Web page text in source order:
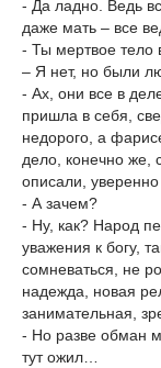
- Да ладно. Ведь
даже мать – все
- Ты мертвое тело
– Я нет, но были
- Ах, они все в
пришла в себя,
недорого, а
дело, конечно же,
описали, уверенно
- А зачем?
- Ну, как? Народ
уважения к богу,
сомневаться, не
надежда, новая
занимательная,
- Но разве обман
тут ожил…